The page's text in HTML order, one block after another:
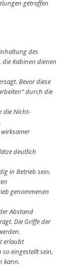
getroffen
des
Kabinen dienen
Bevor diese
durch die
die Nicht-
deutlich
in Betrieb sein,
genommenen
Abstand
Die Griffe der
erlaubt
eingestellt sein,
kann.